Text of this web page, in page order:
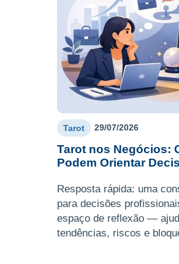
Tarot 29/07/2026
Tarot nos Negócios:
Podem Orientar
Resposta rápida: uma
para decisões
espaço de reflexão —
tendências, riscos e